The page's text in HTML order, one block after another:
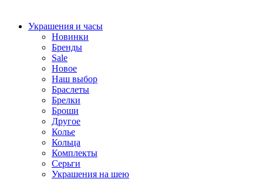
Украшения и часы
Новинки
Бренды
Sale
Новое
Наш выбор
Браслеты
Брелки
Броши
Другое
Колье
Кольца
Комплекты
Серьги
Украшения на шею